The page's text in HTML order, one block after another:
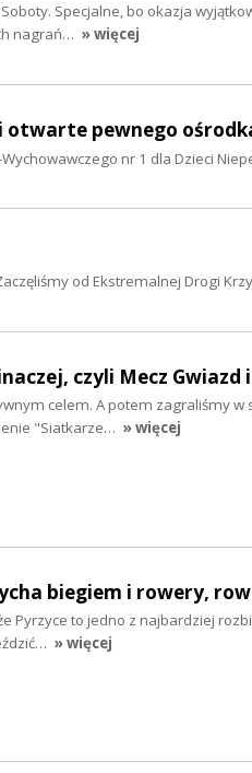
Specjalne, bo okazja
nagrań… » więcej
otwarte pewnego
nr 1 dla Dzieci
od Ekstremalnej Drogi
czyli Mecz Gwiazd
celem. A potem zagraliśmy w
"Siatkarze… » więcej
biegiem i rowery,
Pyrzyce to jedno z najbardziej
» więcej